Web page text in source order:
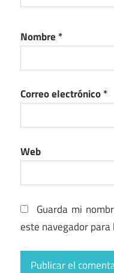
Nombre *
Correo electrónico*
Web
Guarda mi
este navegador